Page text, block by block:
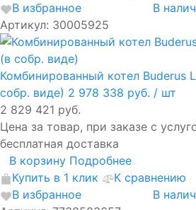
В избранное
В
Артикул: 30005925
Комбинированный котел Buderus
собр. виде) 2 978 338 руб. / шт
2 829 421 руб.
Цена за товар, при заказе с
бесплатная доставка
В корзину Подробнее
Купить в 1 клик
К сравнению
В избранное
В